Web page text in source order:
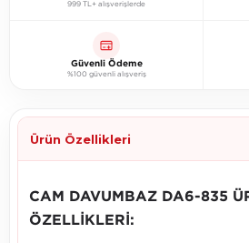
999 TL+ alışverişlerde
Güvenli Ödeme
%100 güvenli alışveriş
Ürün Özellikleri
CAM DAVUMBAZ DA6-835
ÖZELLİKLERİ: